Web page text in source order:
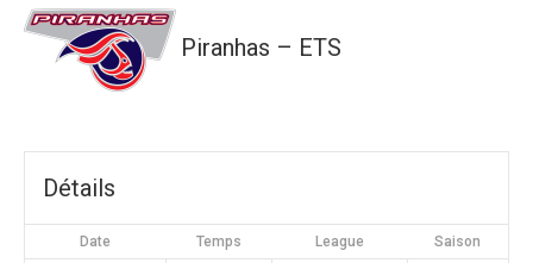
Piranhas – ETS
Détails
Date Temps League Saison